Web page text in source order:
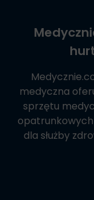
medyczna
sprzętu
opatrunkowych
dla służby